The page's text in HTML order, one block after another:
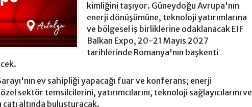
kimliğini taşıyor. Güneydoğu Avrupa'nın
enerji dönüşümüne, teknoloji yatırımlarına
ve bölgesel iş birliklerine odaklanacak EIF
Balkan Expo, 20-21 Mayıs 2027
tarihlerinde Romanya'nın başkenti
ev sahipliği yapacağı fuar ve konferans; enerji
sektör temsilcilerini, yatırımcılarını, teknoloji sağlayıcılarını ve
altında buluşturacak.